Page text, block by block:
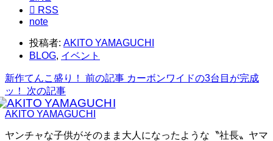
 RSS
note
投稿者: AKITO YAMAGUCHI
BLOG, イベント
新作てんこ盛り！ 前の記事 カーボンワイドの3台目が完成
ッ！
次の記事
AKITO YAMAGUCHI
ヤンチャな子供がそのまま大人になったような〝社長〟ヤマ